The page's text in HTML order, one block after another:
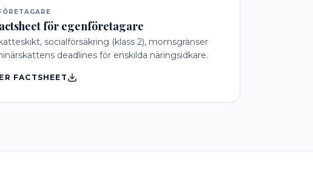
för egenföretagare
socialförsäkring (klass 2), momsgränser
deadlines för enskilda näringsidkare.
FACTSHEET